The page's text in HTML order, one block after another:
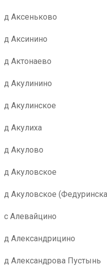
д Аксеньково
д Аксинино
д Актонаево
д Акулинино
д Акулинское
д Акулиха
д Акулово
д Акуловское
д Акуловское
с Алевайцино
д Александрицино
д Александрова Пустынь